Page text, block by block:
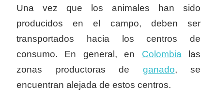
Una vez que los animales han sido
producidos en el campo, deben ser
transportados hacia los centros de
consumo. En general, en Colombia las
zonas productoras de ganado, se
encuentran alejada de estos centros.